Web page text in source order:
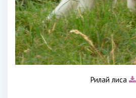
Рилай лиса